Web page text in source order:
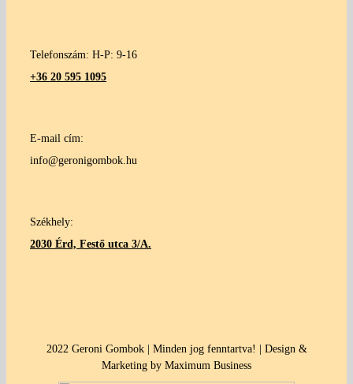
Telefonszám: H-P: 9-16
+36 20 595 1095
E-mail cím:
info@geronigombok.hu
Székhely:
2030 Érd, Festő utca 3/A.
2022 Geroni Gombok | Minden jog fenntartva! | Design &
Marketing by Maximum Business